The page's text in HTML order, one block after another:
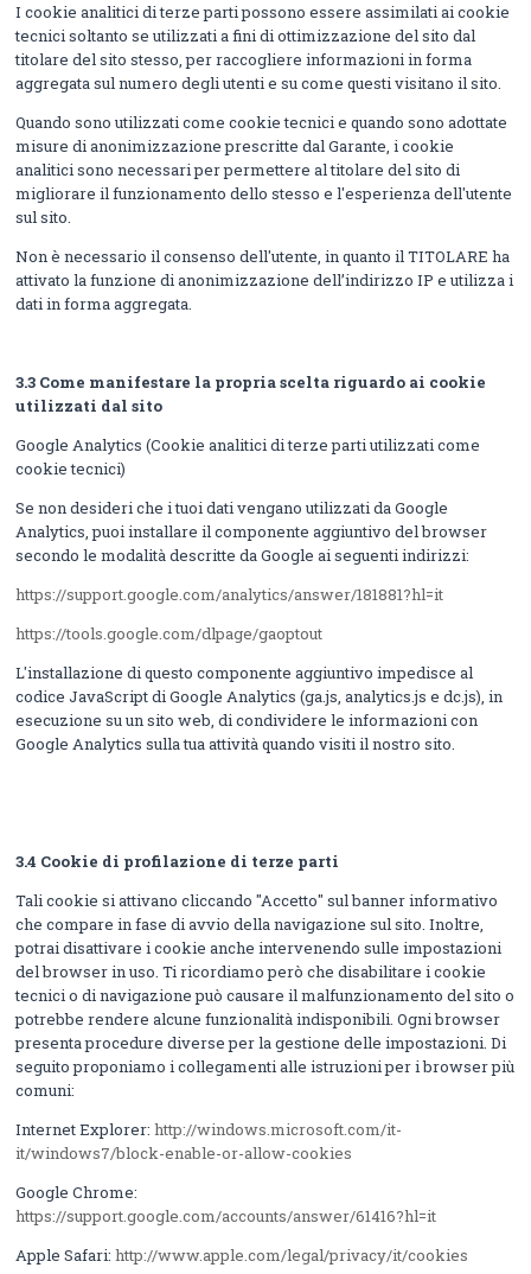
I cookie analitici di terze parti possono essere assimilati ai cookie
tecnici soltanto se utilizzati a fini di ottimizzazione del sito dal
titolare del sito stesso, per raccogliere informazioni in forma
aggregata sul numero degli utenti e su come questi visitano il sito.
Quando sono utilizzati come cookie tecnici e quando sono adottate
misure di anonimizzazione prescritte dal Garante, i cookie
analitici sono necessari per permettere al titolare del sito di
migliorare il funzionamento dello stesso e l'esperienza dell'utente
sul sito.
Non è necessario il consenso dell'utente, in quanto il TITOLARE ha
attivato la funzione di anonimizzazione dell’indirizzo IP e utilizza i
dati in forma aggregata.
3.3 Come manifestare la propria scelta riguardo ai cookie
utilizzati dal sito
Google Analytics (Cookie analitici di terze parti utilizzati come
cookie tecnici)
Se non desideri che i tuoi dati vengano utilizzati da Google
Analytics, puoi installare il componente aggiuntivo del browser
secondo le modalità descritte da Google ai seguenti indirizzi:
https://support.google.com/analytics/answer/181881?hl=it
https://tools.google.com/dlpage/gaoptout
L'installazione di questo componente aggiuntivo impedisce al
codice JavaScript di Google Analytics (ga.js, analytics.js e dc.js), in
esecuzione su un sito web, di condividere le informazioni con
Google Analytics sulla tua attività quando visiti il nostro sito.
3.4 Cookie di profilazione di terze parti
Tali cookie si attivano cliccando "Accetto" sul banner informativo
che compare in fase di avvio della navigazione sul sito. Inoltre,
potrai disattivare i cookie anche intervenendo sulle impostazioni
del browser in uso. Ti ricordiamo però che disabilitare i cookie
tecnici o di navigazione può causare il malfunzionamento del sito o
potrebbe rendere alcune funzionalità indisponibili. Ogni browser
presenta procedure diverse per la gestione delle impostazioni. Di
seguito proponiamo i collegamenti alle istruzioni per i browser più
comuni:
Internet Explorer:http://windows.microsoft.com/it-
it/windows7/block-enable-or-allow-cookies
Google Chrome:
https://support.google.com/accounts/answer/61416?hl=it
Apple Safari:http://www.apple.com/legal/privacy/it/cookies